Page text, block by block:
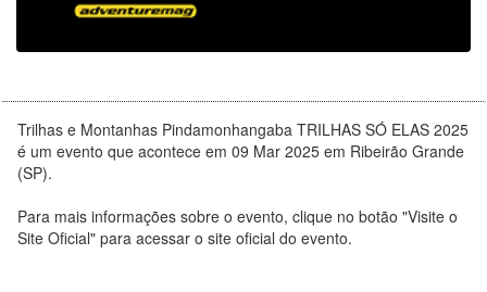
Trilhas e Montanhas Pindamonhangaba TRILHAS SÓ ELAS 2025
é um evento que acontece em 09 Mar 2025 em Ribeirão Grande
(SP).
Para mais informações sobre o evento, clique no botão "Visite o
Site Oficial" para acessar o site oficial do evento.